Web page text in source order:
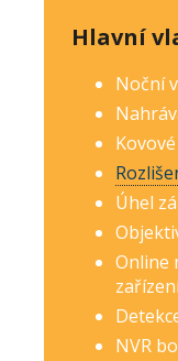
Hlavní
Noční
Úhel
Online
NVR